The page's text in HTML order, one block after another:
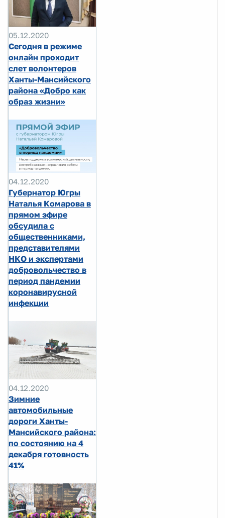
05.12.2020
Сегодня в режиме
онлайн проходит
слет волонтеров
Ханты-Мансийского
района «Добро как
образ жизни»
04.12.2020
Губернатор Югры
Наталья Комарова в
прямом эфире
обсудила с
общественниками,
представителями
НКО и экспертами
добровольчество в
период пандемии
коронавирусной
инфекции
04.12.2020
Зимние
автомобильные
дороги Ханты-
Мансийского района:
по состоянию на 4
декабря готовность
41%